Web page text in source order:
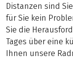
Distanzen sind
für Sie kein
Sie die
Tages über eine
Ihnen unsere